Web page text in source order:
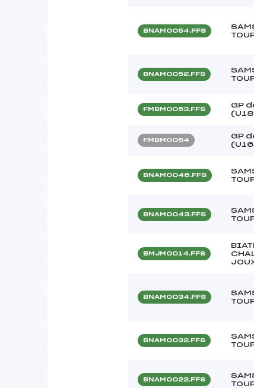
BNAM0054.FFS
BNAM0052.FFS
FMBM0053.FFS
GP
FMBM0054
GP
BNAM0046.FFS
BNAM0043.FFS
BMJM0014.FFS
BNAM0034.FFS
BNAM0032.FFS
BNAM0022.FFS